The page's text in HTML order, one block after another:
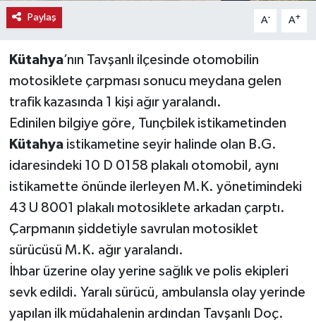
Paylaş A- A+
Kütahya’nın Tavşanlı ilçesinde otomobilin
motosiklete çarpması sonucu meydana gelen
trafik kazasında 1 kişi ağır yaralandı.
Edinilen bilgiye göre, Tunçbilek istikametinden
Kütahyaistikametine seyir halinde olan B.G.
idaresindeki 10 D 0158 plakalı otomobil, aynı
istikamette önünde ilerleyen M.K. yönetimindeki
43 U 8001 plakalı motosiklete arkadan çarptı.
Çarpmanın şiddetiyle savrulan motosiklet
sürücüsü M.K. ağır yaralandı.
İhbar üzerine olay yerine sağlık ve polis ekipleri
sevk edildi. Yaralı sürücü, ambulansla olay yerinde
yapılan ilk müdahalenin ardından Tavşanlı Doç.
Sağlık
Seri İlan
Siyaset
Spor
Teknoloji
Vefat Haberleri
Yaşam